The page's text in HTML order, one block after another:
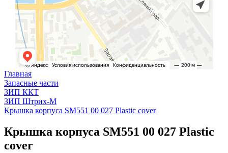
Главная
Запасные части
ЗИП ККТ
ЗИП Штрих-М
Крышка корпуса SM551 00 027 Plastic cover
Крышка корпуса SM551 00 027 Plastic
cover